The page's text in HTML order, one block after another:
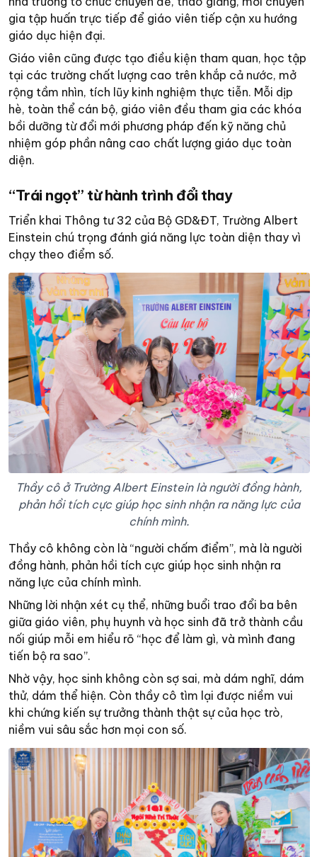
gia tập huấn trực tiếp để giáo viên tiếp cận xu hướng
giáo dục hiện đại.
Giáo viên cũng được tạo điều kiện tham quan, học tập
tại các trường chất lượng cao trên khắp cả nước, mở
rộng tầm nhìn, tích lũy kinh nghiệm thực tiễn. Mỗi dịp
hè, toàn thể cán bộ, giáo viên đều tham gia các khóa
bồi dưỡng từ đổi mới phương pháp đến kỹ năng chủ
nhiệm góp phần nâng cao chất lượng giáo dục toàn
diện.
“Trái ngọt” từ hành trình đổi thay
Triển khai Thông tư 32 của Bộ GD&ĐT, Trường Albert
Einstein chú trọng đánh giá năng lực toàn diện thay vì
chạy theo điểm số.
Thầy cô ở Trường Albert Einstein là người đồng hành,
phản hồi tích cực giúp học sinh nhận ra năng lực của
chính mình.
Thầy cô không còn là “người chấm điểm”, mà là người
đồng hành, phản hồi tích cực giúp học sinh nhận ra
năng lực của chính mình.
Những lời nhận xét cụ thể, những buổi trao đổi ba bên
giữa giáo viên, phụ huynh và học sinh đã trở thành cầu
nối giúp mỗi em hiểu rõ “học để làm gì, và mình đang
tiến bộ ra sao”.
Nhờ vậy, học sinh không còn sợ sai, mà dám nghĩ, dám
thử, dám thể hiện. Còn thầy cô tìm lại được niềm vui
khi chứng kiến sự trưởng thành thật sự của học trò,
niềm vui sâu sắc hơn mọi con số.